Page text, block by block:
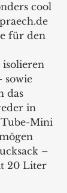
cool
für den
sowie
das
in
Mini
–
20 Liter